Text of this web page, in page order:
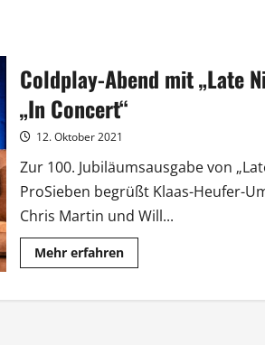
Coldplay-Abend mit „Late
„In Concert“
12. Oktober 2021
Zur 100. Jubiläumsausgabe von
ProSieben begrüßt Klaas-Heufer-
Chris Martin und Will...
Mehr erfahrenMehr
Informationen
Abend